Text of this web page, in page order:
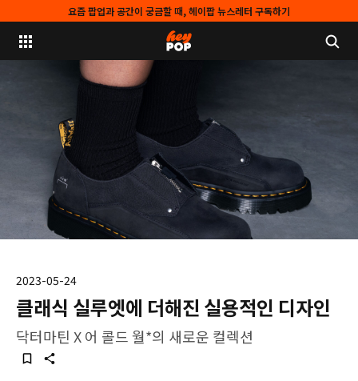
요즘 팝업과 공간이 궁금할 때, 헤이팝 뉴스레터 구독하기
2023-05-24
클래식 실루엣에 더해진 실용적인 디자인
닥터마틴 X 어 콜드 월*의 새로운 컬렉션